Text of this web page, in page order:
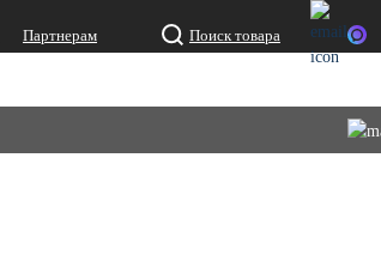
Партнерам Поиск товара